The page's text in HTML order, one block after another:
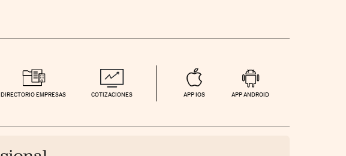
DIRECTORIO EMPRESAS COTIZACIONES APP IOS APP ANDROID